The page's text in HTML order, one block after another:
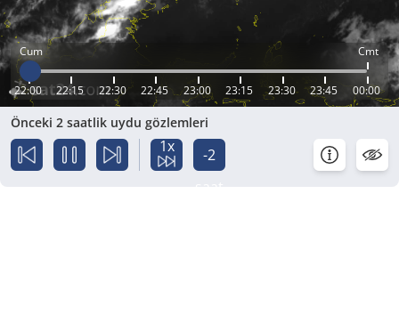
Cum Cmt
22:00 22:15 22:30 22:45 23:00 23:15 23:30 23:45 00:00
Önceki 2 saatlik uydu gözlemleri
1x
-2